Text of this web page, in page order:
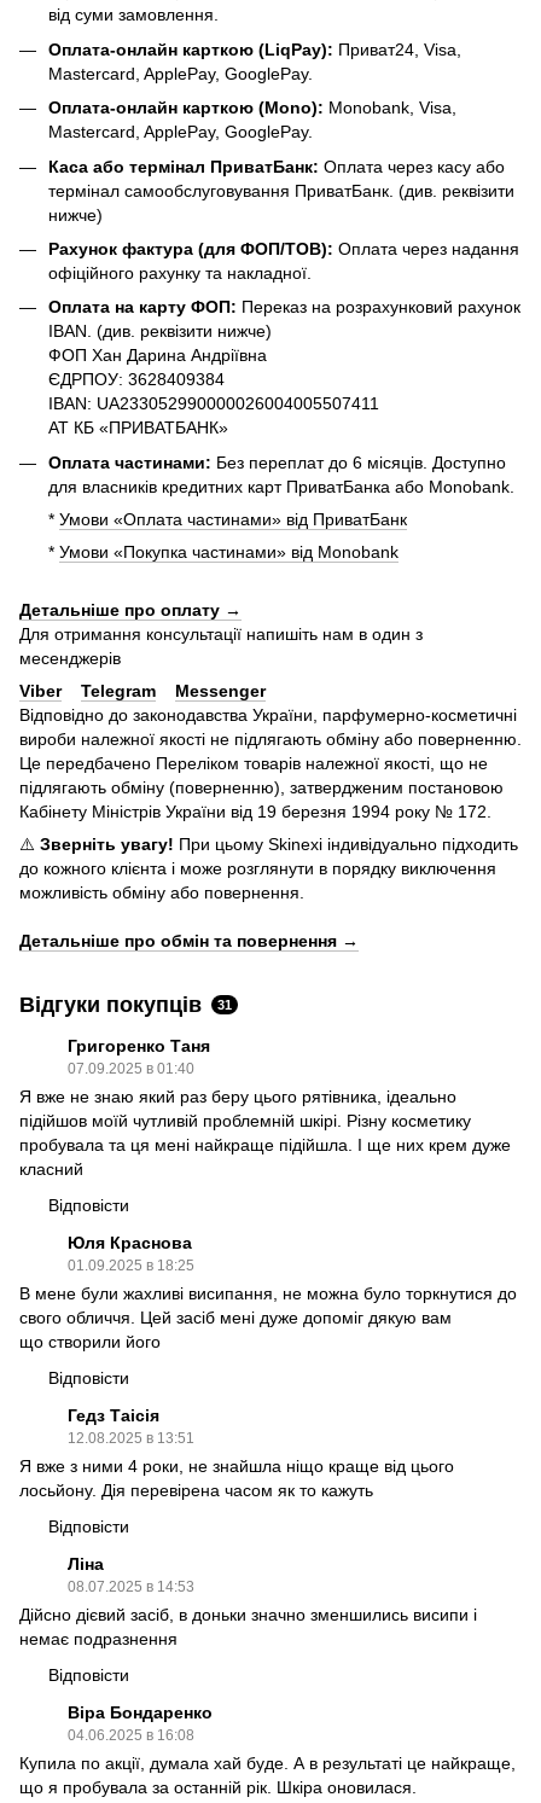
від суми замовлення.
Оплата-онлайн карткою (LiqPay): Приват24, Visa,
Mastercard, ApplePay, GooglePay.
Оплата-онлайн карткою (Mono): Monobank, Visa,
Mastercard, ApplePay, GooglePay.
Каса або термінал ПриватБанк: Оплата через касу або
термінал самообслуговування ПриватБанк. (див. реквізити
нижче)
Рахунок фактура (для ФОП/ТОВ): Оплата через надання
офіційного рахунку та накладної.
Оплата на карту ФОП: Переказ на розрахунковий рахунок
IBAN. (див. реквізити нижче)
ФОП Хан Дарина Андріївна
ЄДРПОУ: 3628409384
IBAN: UA233052990000026004005507411
АТ КБ «ПРИВАТБАНК»
Оплата частинами: Без переплат до 6 місяців. Доступно
для власників кредитних карт ПриватБанка або Monobank.
* Умови «Оплата частинами» від ПриватБанк
* Умови «Покупка частинами» від Monobank
Детальніше про оплату →
Для отримання консультації напишіть нам в один з
месенджерів
Viber
Telegram
Messenger
Відповідно до законодавства України, парфумерно-косметичні
вироби належної якості не підлягають обміну або поверненню.
Це передбачено Переліком товарів належної якості, що не
підлягають обміну (поверненню), затвердженим постановою
Кабінету Міністрів України від 19 березня 1994 року № 172.
⚠️ Зверніть увагу! При цьому Skinexi індивідуально підходить
до кожного клієнта і може розглянути в порядку виключення
можливість обміну або повернення.
Детальніше про обмін та повернення →
Відгуки покупців 31
Григоренко Таня
07.09.2025 в 01:40
Я вже не знаю який раз беру цього рятівника, ідеально
підійшов моїй чутливій проблемній шкірі. Різну косметику
пробувала та ця мені найкраще підійшла. І ще них крем дуже
класний
Відповісти
Юля Краснова
01.09.2025 в 18:25
В мене були жахливі висипання, не можна було торкнутися до
свого обличчя. Цей засіб мені дуже допоміг дякую вам
що створили його
Відповісти
Гедз Таісія
12.08.2025 в 13:51
Я вже з ними 4 роки, не знайшла ніщо краще від цього
лосьйону. Дія перевірена часом як то кажуть
Відповісти
Ліна
08.07.2025 в 14:53
Дійсно дієвий засіб, в доньки значно зменшились висипи і
немає подразнення
Відповісти
Віра Бондаренко
04.06.2025 в 16:08
Купила по акції, думала хай буде. А в результаті це найкраще,
що я пробувала за останній рік. Шкіра оновилася.